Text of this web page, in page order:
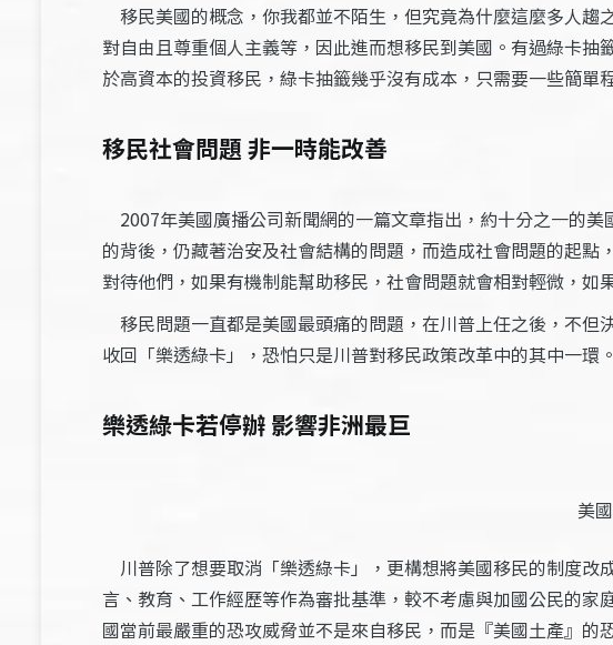
移民美國的概念，你我都並不陌生，但究竟為什麼這麼多人趨
對自由且尊重個人主義等，因此進而想移民到美國。有過綠卡
於高資本的投資移民，綠卡抽籤幾乎沒有成本，只需要一些簡
移民社會問題 非一時能改善
2007年美國廣播公司新聞網的一篇文章指出，約十分之一的
的背後，仍藏著治安及社會結構的問題，而造成社會問題的起
對待他們，如果有機制能幫助移民，社會問題就會相對輕微，如
移民問題一直都是美國最頭痛的問題，在川普上任之後，不但
收回「樂透綠卡」，恐怕只是川普對移民政策改革中的其中一環。
樂透綠卡若停辦 影響非洲最巨
美
川普除了想要取消「樂透綠卡」，更構想將美國移民的制度改
言、教育、工作經歷等作為審批基準，較不考慮與加國公民的
國當前最嚴重的恐攻威脅並不是來自移民，而是『美國土產』